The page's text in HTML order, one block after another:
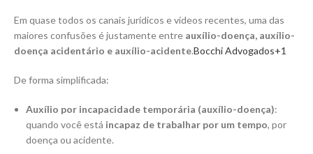
Em quase todos os canais jurídicos e vídeos recentes, uma das
maiores confusões é justamente entre auxílio-doença, auxílio-
doença acidentário e auxílio-acidente.Bocchi Advogados+1
De forma simplificada:
Auxílio por incapacidade temporária (auxílio-doença):
quando você está incapaz de trabalhar por um tempo, por
doença ou acidente.